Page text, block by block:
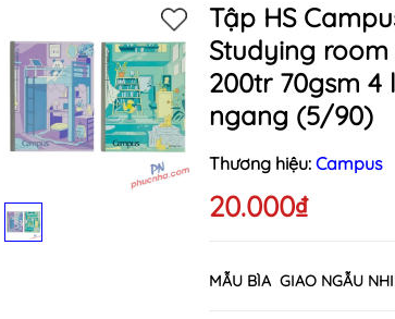
Tập HS
Studying room
200tr 70gsm 4
ngang (5/90)
Thương hiệu: Campus
20.000₫
MẪU BÌA GIAO NGẪU